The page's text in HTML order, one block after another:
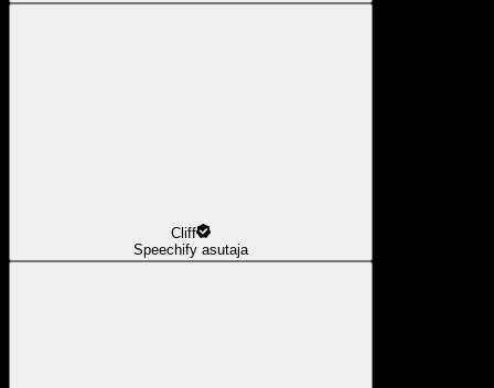
Cliff
Speechify asutaja